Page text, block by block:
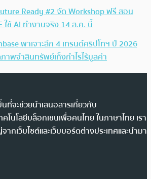
Ready #2 จัด Workshop ฟรี สอน
ใช้ AI ทำงานจริง 14 ส.ค. นี้
พาเจาะลึก 4 เทรนด์คริปโทฯ ปี 2026
าพจำสินทรัพย์เก็งกำไรไร้มูลค่า
ที่จะช่วยนำเสนอสารเกี่ยวกับ
โนโลยีบล็อกเชนเพื่อคนไทย ในภาษาไทย เรา
กเว็บไซต์และเว็บบอร์ดต่างประเทศและนำมา